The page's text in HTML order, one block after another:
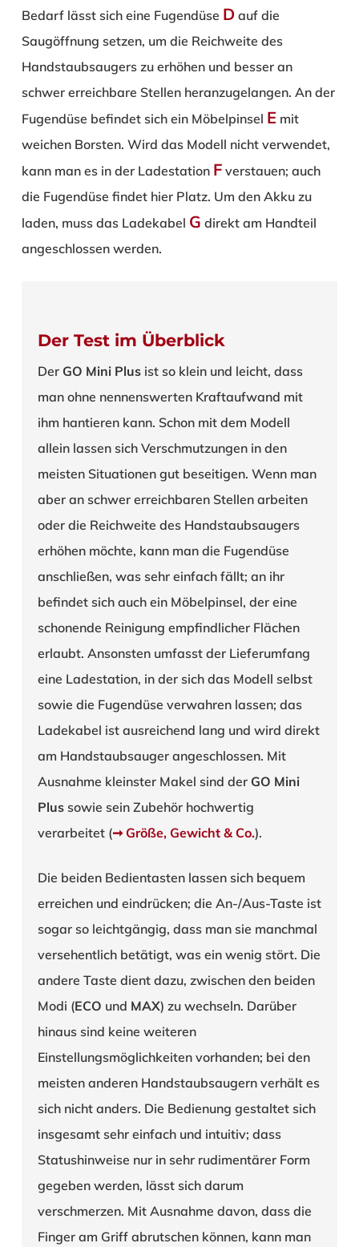
Bedarf lässt sich eine Fugendüse Dauf die
Saugöffnung setzen, um die Reichweite des
Handstaubsaugers zu erhöhen und besser an
schwer erreichbare Stellen heranzugelangen. An der
Fugendüse befindet sich ein Möbelpinsel E mit
weichen Borsten. Wird das Modell nicht verwendet,
kann man es in der Ladestation Fverstauen; auch
die Fugendüse findet hier Platz. Um den Akku zu
laden, muss das Ladekabel G direkt am Handteil
angeschlossen werden.
Der Test im Überblick
Der GO Mini Plusist so klein und leicht, dass
man ohne nennenswerten Kraftaufwand mit
ihm hantieren kann. Schon mit dem Modell
allein lassen sich Verschmutzungen in den
meisten Situationen gut beseitigen. Wenn man
aber an schwer erreichbaren Stellen arbeiten
oder die Reichweite des Handstaubsaugers
erhöhen möchte, kann man die Fugendüse
anschließen, was sehr einfach fällt; an ihr
befindet sich auch ein Möbelpinsel, der eine
schonende Reinigung empfindlicher Flächen
erlaubt. Ansonsten umfasst der Lieferumfang
eine Ladestation, in der sich das Modell selbst
sowie die Fugendüse verwahren lassen; das
Ladekabel ist ausreichend lang und wird direkt
am Handstaubsauger angeschlossen. Mit
Ausnahme kleinster Makel sind derGO Mini
Plussowie sein Zubehör hochwertig
verarbeitet (➞ Größe, Gewicht & Co.).
Die beiden Bedientasten lassen sich bequem
erreichen und eindrücken; die An-/Aus-Taste ist
sogar so leichtgängig, dass man sie manchmal
versehentlich betätigt, was ein wenig stört. Die
andere Taste dient dazu, zwischen den beiden
Modi (ECO und MAX) zu wechseln. Darüber
hinaus sind keine weiteren
Einstellungsmöglichkeiten vorhanden; bei den
meisten anderen Handstaubsaugern verhält es
sich nicht anders. Die Bedienung gestaltet sich
insgesamt sehr einfach und intuitiv; dass
Statushinweise nur in sehr rudimentärer Form
gegeben werden, lässt sich darum
verschmerzen. Mit Ausnahme davon, dass die
Finger am Griff abrutschen können, kann man